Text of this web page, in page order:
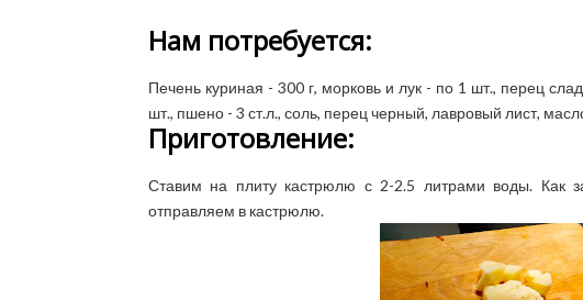
Нам потребуется:
Печень куриная - 300 г, морковь и лук - по 1 шт., перец
шт., пшено - 3 ст.л., соль, перец черный, лавровый лист,
Приготовление:
Ставим на плиту кастрюлю с 2-2.5 литрами воды. Как
отправляем в кастрюлю.